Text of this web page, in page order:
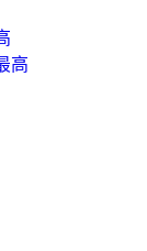
高